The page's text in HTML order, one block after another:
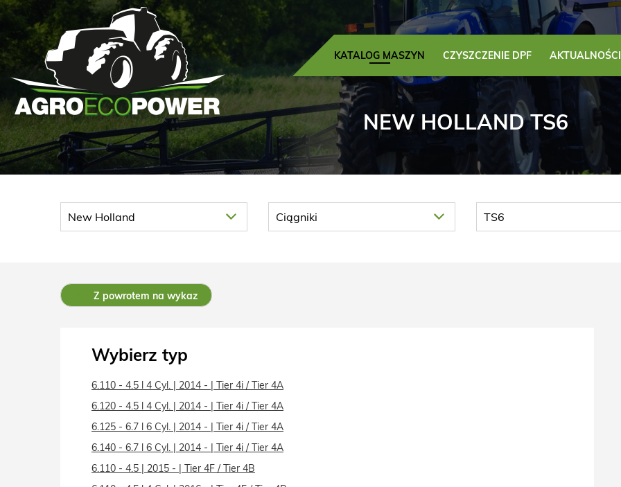
KATALOG MASZYN CZYSZCZENIE DPF AKTUALNOŚCI
NEW HOLLAND TS6
Z powrotem na wykaz
Wybierz typ
6.110 - 4.5 l 4 Cyl. | 2014 - | Tier 4i / Tier 4A
6.120 - 4.5 l 4 Cyl. | 2014 - | Tier 4i / Tier 4A
6.125 - 6.7 l 6 Cyl. | 2014 - | Tier 4i / Tier 4A
6.140 - 6.7 l 6 Cyl. | 2014 - | Tier 4i / Tier 4A
6.110 - 4.5 | 2015 - | Tier 4F / Tier 4B